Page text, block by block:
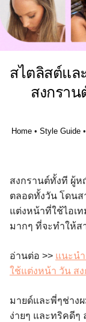
สไตลิสต์แล
สงกราน
Home• Style Guide•
สงกรานต์ทั้งที ผู้ห
ตลอดทั้งวัน โดนส
แต่งหน้าที่ใช้ไอเ
มากๆ ที่จะทำให้ส
อ่านต่อ >> แนะนำ
ใช้แต่งหน้า วัน ส
มายด์และพี่ๆช่าง
ง่ายๆ และทริคดีๆ